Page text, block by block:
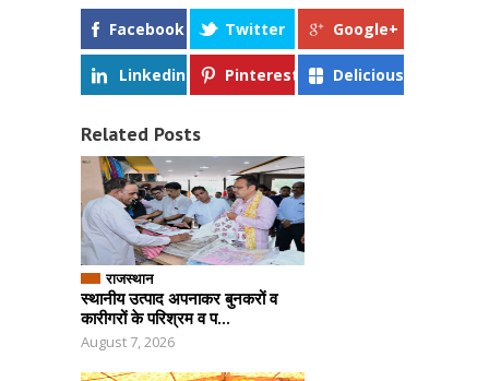
Facebook Twitter Google+
Linkedin Pinterest Delicious
Related Posts
राजस्थान
स्थानीय उत्पाद अपनाकर बुनकरों व
कारीगरों के परिश्रम व प...
August 7, 2026